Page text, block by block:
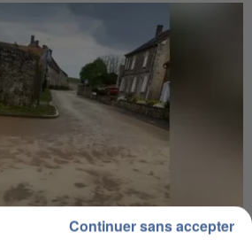
Continuer sans accepter